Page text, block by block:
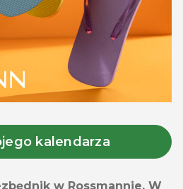
kalendarza
w Rossmannie. W